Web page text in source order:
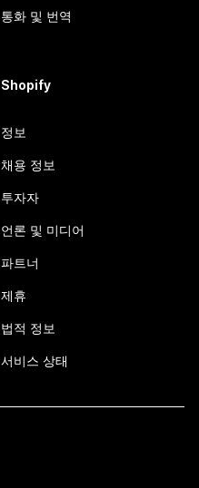
통화 및 번역
Shopify
정보
채용 정보
투자자
언론 및 미디어
파트너
제휴
법적 정보
서비스 상태